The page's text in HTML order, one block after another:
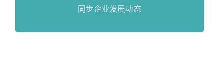
同步企业发展动态